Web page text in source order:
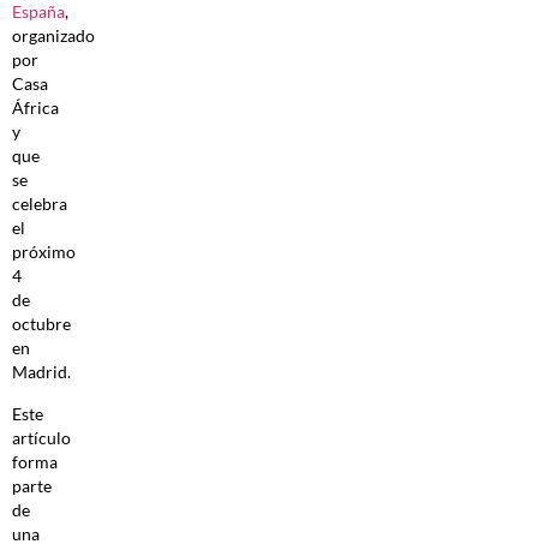
España,
organizado
por
Casa
África
y
que
se
celebra
el
próximo
4
de
octubre
en
Madrid.
Este
artículo
forma
parte
de
una